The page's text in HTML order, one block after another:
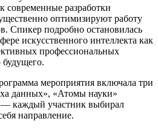
разработки
оптимизируют работу
Спикер подробно остановилась
искусственного интеллекта как
профессиональных
мероприятия включала три
данных», «Атомы науки»
каждый участник выбирал
направление.